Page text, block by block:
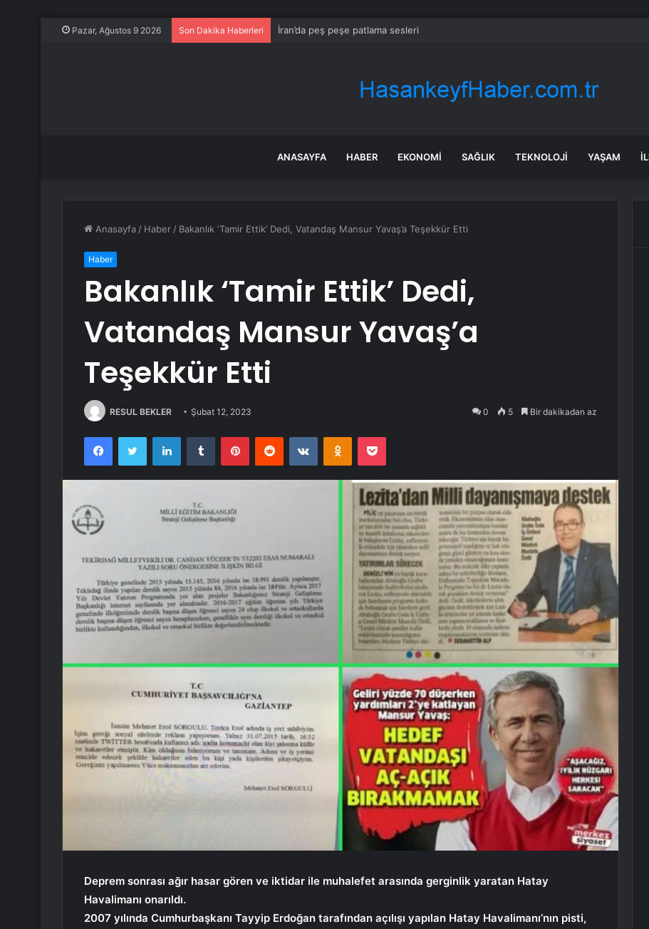
Pazar, Ağustos 9 2026 Son Dakika Haberleri İran’da peş peşe patlama sesleri
ANASAYFA HABER EKONOMI SAĞLIK TEKNOLOJI YAŞAM
Anasayfa / Haber / Bakanlık ‘Tamir Ettik’ Dedi, Vatandaş Mansur Yavaş’a Teşekkür Etti
Haber
Bakanlık ‘Tamir Ettik’ Dedi,
Vatandaş Mansur Yavaş’a
Teşekkür Etti
RESUL BEKLER Şubat 12, 2023 0 5 Bir dakikadan az
FacebookTwitter LinkedInTumblr PinterestReddit VKontakteOdnoklassniki
Pocket
Deprem sonrası ağır hasar gören ve iktidar ile muhalefet arasında gerginlik yaratan Hatay
Havalimanı onarıldı.
2007 yılında Cumhurbaşkanı Tayyip Erdoğan tarafından açılışı yapılan Hatay Havalimanı’nın pisti,